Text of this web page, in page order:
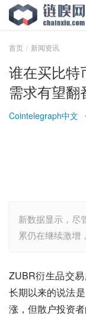
首页 新闻资讯
谁在买比特
需求有望翻
Cointelegraph中文 •
新数据显示，尽
累仍在继续激增
ZUBR衍生品交
长期以来的说法
涨，但散户投资者